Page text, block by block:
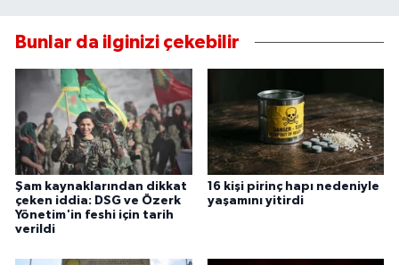
Bunlar da ilginizi çekebilir
Şam kaynaklarından dikkat
çeken iddia: DSG ve Özerk
Yönetim'in feshi için tarih
verildi
16 kişi pirinç hapı nedeniyle
yaşamını yitirdi